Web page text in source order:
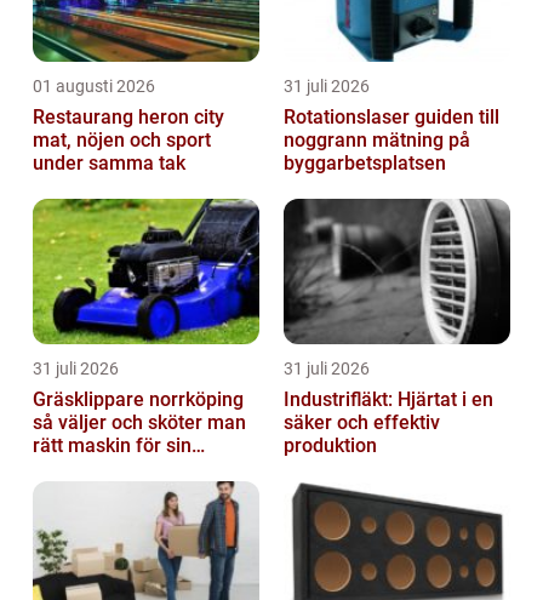
01 augusti 2026
Restaurang heron city
mat, nöjen och sport
under samma tak
31 juli 2026
Rotationslaser guiden till
noggrann mätning på
byggarbetsplatsen
31 juli 2026
Gräsklippare norrköping
så väljer och sköter man
rätt maskin för sin
31 juli 2026
Industrifläkt: Hjärtat i en
säker och effektiv
produktion